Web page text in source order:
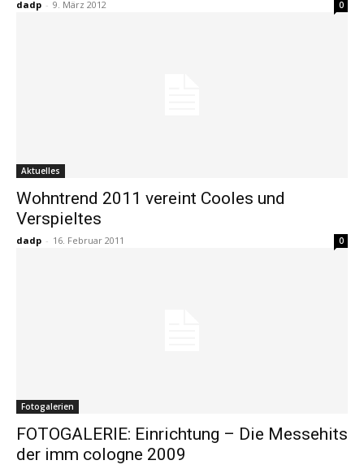
dadp - 9. März 2012 0
Aktuelles
Wohntrend 2011 vereint Cooles und
Verspieltes
dadp - 16. Februar 2011 0
Fotogalerien
FOTOGALERIE: Einrichtung – Die Messehits
der imm cologne 2009